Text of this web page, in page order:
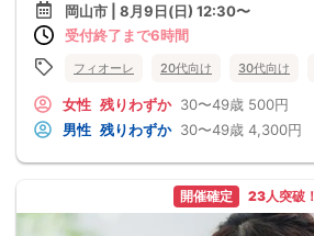
岡山市 | 8月9日(日) 12:30〜
受付終了まで6時間
フィオーレ 20代向け 30代向け
女性 残りわずか 30〜49歳 500円
男性 残りわずか 30〜49歳 4,300円
開催確定 23人突破！